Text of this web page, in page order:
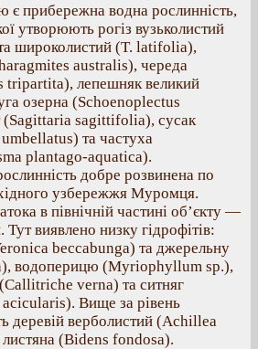
є прибережна водна рослинність,
утворюють рогіз вузьколистий
широколистий (T. latifolia),
australis), череда
tripartita), лепешняк великий
озерна (Schoenoplectus
(Sagittaria sagittifolia), сусак
та частуха
plantago-aquatica).
добре розвинена по
узбережжя Муромця.
в північній частині об’єкту —
виявлено низку гідрофітів:
beccabunga) та джерельну
водоперицю (Myriophyllum sp.),
verna) та ситняг
Вище за рівень
деревій верболистий (Achillea
(Bidens fondosa).